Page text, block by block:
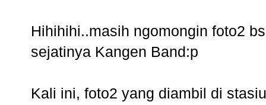
Hihihihi..masih ngomongin foto2
sejatinya Kangen Band:p
Kali ini, foto2 yang diambil di